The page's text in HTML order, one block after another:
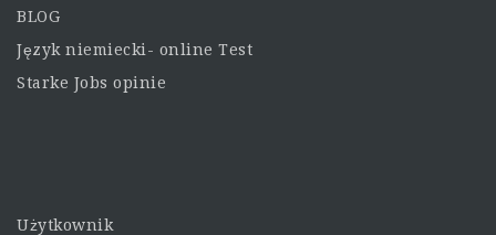
BLOG
Język niemiecki- online Test
Starke Jobs opinie
Użytkownik